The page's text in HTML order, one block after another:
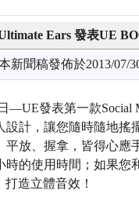
Ears 發表UE
新聞稿發佈於2013/07/
—UE發表第一款Social
計，讓您隨時隨地搖
平放、握拿，皆得心應
時的使用時間；如果您
造立體音效！